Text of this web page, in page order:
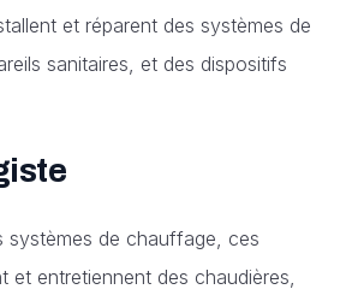
et réparent des systèmes de
sanitaires, et des dispositifs
systèmes de chauffage, ces
et entretiennent des chaudières,